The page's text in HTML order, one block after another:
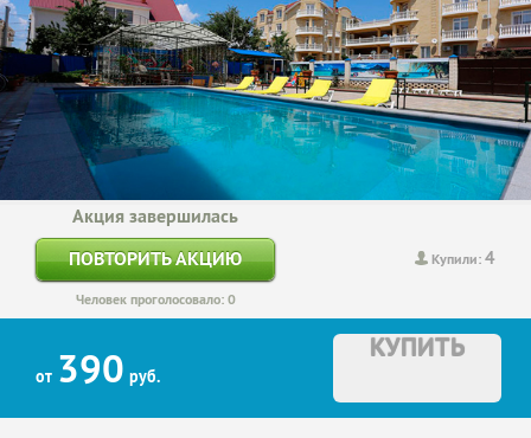
Купили:4
Акция завершилась
ПОВТОРИТЬ АКЦИЮ
Человек проголосовало: 0
от 390 руб.
КУПИТЬ